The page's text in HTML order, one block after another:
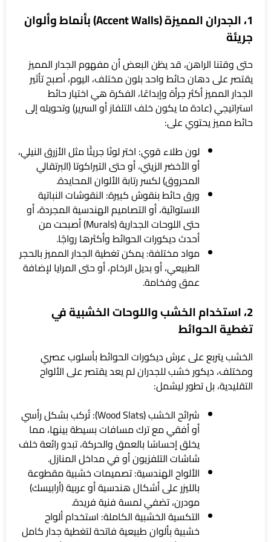
1، الجدران المميزة (Accent Walls) بأنماط وألوان
جريئة
حتى وقتنا الراهن، قد يظن البعض أن مفهوم الجدار المميز
يقتصر على دهان حائط واحد بلون مختلف، اليوم، أصبح تأثير
الجدار المميز أكثر جرأة وإبداعًا، الفكرة هي اختيار حائط
استراتيجي (عادة ما يكون خلف التلفاز أو السرير) وتحويله إلى
حائط مميز يحتوي على:
لون طلاء قوي: اختر لونًا جريئًا مثل الأزرق النيلي،
أو الأخضر الزيتي، أو حتى التيراكوتا (البرتقالي
المحروق) لكسر رتابة الألوان المحايدة.
ورق حائط بنقوش كبيرة: النقوشات النباتية
الاستوائية، أو التصاميم الهندسية المجردة، أو
حتى اللوحات الجدارية (Murals) أصبحت من
أحدث ديكورات الحوائط وأكثرها رواجًا.
مواد مختلفة: يمكن تغطية الجدار المميز بالحجر
الطبيعي، أو بديل الرخام، أو حتى المرايا لإضافة
عمق وفخامة.
2، استخدام الخشب واللوحات الخشبية في
تغطية الحوائط
الخشب يتربع على عرش ديكورات الحوائط بأسلوب عصري
ومختلف، ديكور خشب للجدران لم يعد يقتصر على الألواح
التقليدية، بل تطور ليشمل:
شرائح الخشب (Wood Slats): تُركب بشكل رأسي
أو أفقي مع ترك مسافات بسيطة بينها، مما
يخلق إحساسًا بالعمق والحركة، تبدو رائعة خلف
شاشات التلفزيون أو في مداخل المنازل.
الألواح الهندسية: تصميمات خشبية مقطوعة
بالليزر على أشكال هندسية أو عربية (أرابيسك)
مودرن، تضفي لمسة فنية فريدة.
التكسية الخشبية الكاملة: استخدام ألواح
خشبية بألوان طبيعية فاتحة لتغطية جدار كامل